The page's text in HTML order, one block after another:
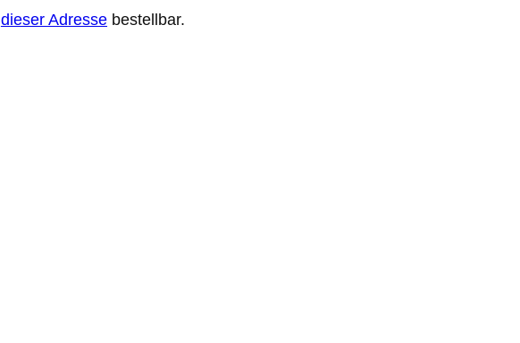
dieser Adresse bestellbar.